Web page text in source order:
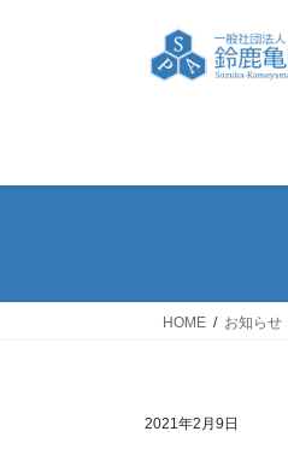
ス
ン
HOME お知らせ
2021年2月9日